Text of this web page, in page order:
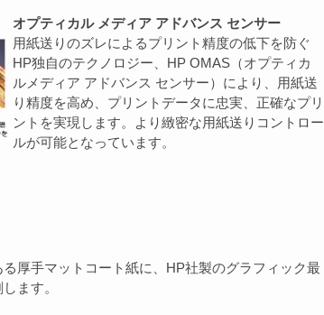
オプティカル メディア アドバンス センサー
用紙送りのズレによるプリント精度の低下を防ぐ
HP独自のテクノロジー、HP OMAS（オプティカ
ルメディア アドバンス センサー）により、用紙送
り精度を高め、プリントデータに忠実、正確なプリ
ントを実現します。より緻密な用紙送りコントロー
ルが可能となっています。
厚手マットコート紙に、HP社製のグラフィック最
ます。